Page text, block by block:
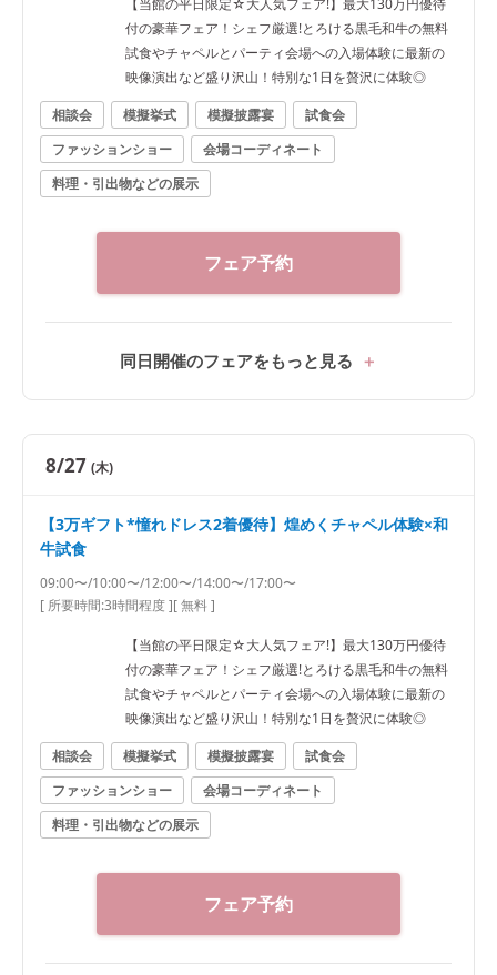
【当館の平日限定☆大人気フェア!】最大130万円優待
付の豪華フェア！シェフ厳選!とろける黒毛和牛の無料
試食やチャペルとパーティ会場への入場体験に最新の
映像演出など盛り沢山！特別な1日を贅沢に体験◎
相談会
模擬挙式 模擬披露宴
試食会
ファッションショー
会場コーディネート
料理・引出物などの展示
フェア予約
同日開催のフェアをもっと見る
8/27 (木)
【3万ギフト*憧れドレス2着優待】煌めくチャペル体験×和
牛試食
09:00〜/10:00〜/12:00〜/14:00〜/17:00〜
[ 所要時間:3時間程度][ 無料 ]
【当館の平日限定☆大人気フェア!】最大130万円優待
付の豪華フェア！シェフ厳選!とろける黒毛和牛の無料
試食やチャペルとパーティ会場への入場体験に最新の
映像演出など盛り沢山！特別な1日を贅沢に体験◎
相談会
模擬挙式 模擬披露宴
試食会
ファッションショー
会場コーディネート
料理・引出物などの展示
フェア予約